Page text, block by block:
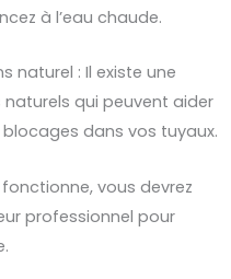
à l’eau chaude.
naturel : Il existe une
qui peuvent aider
dans vos tuyaux.
vous devrez
professionnel pour